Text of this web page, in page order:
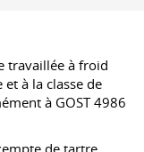
travaillée à froid
à la classe de
à GOST 4986